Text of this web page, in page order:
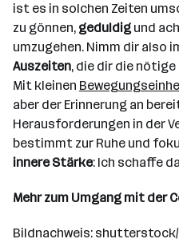
ist es in solchen Zeiten
zu gönnen, geduldig und
umzugehen. Nimm dir also
Auszeiten, die dir die
Mit kleinen
aber der Erinnerung an
Herausforderungen in der
bestimmt zur Ruhe und
innere Stärke: Ich schaffe
Mehr zum Umgang mit der
Bildnachweis: